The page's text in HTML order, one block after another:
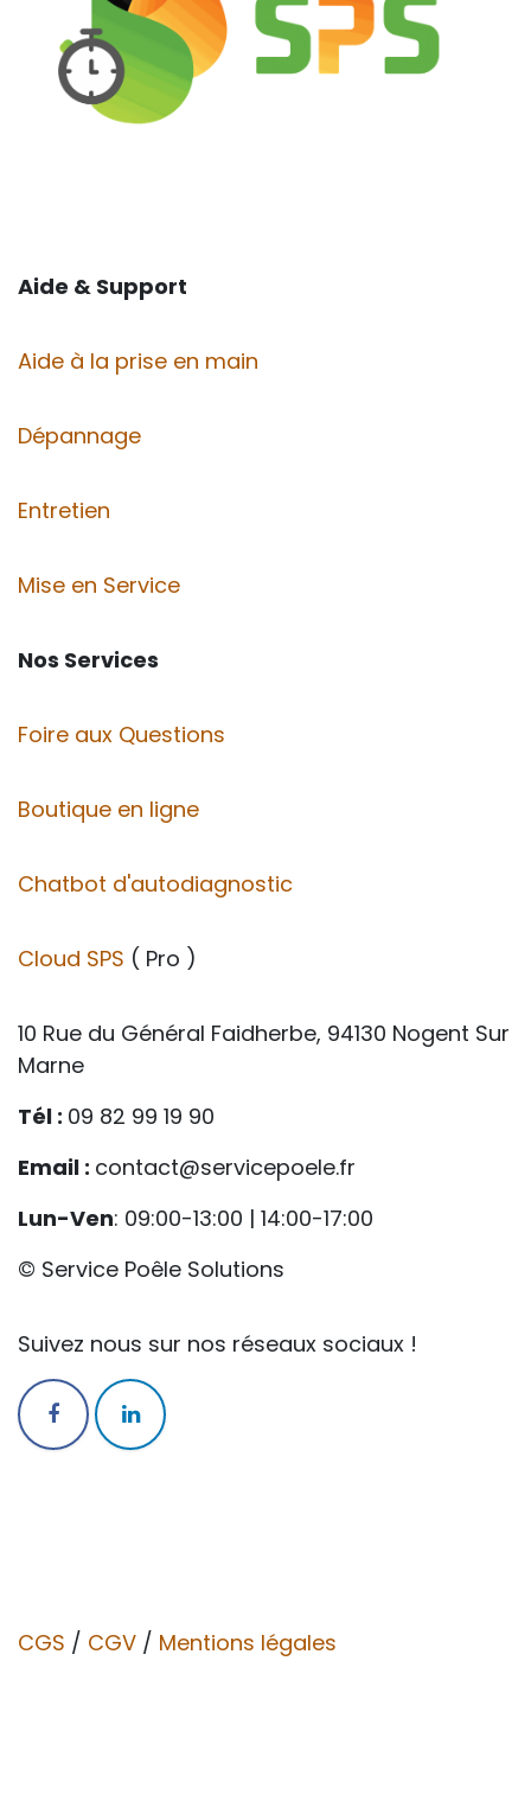
Aide & Support
Aide à la prise en main
Dépannage
Entretien
Mise en Service
Nos Services
Foire aux Questions
Boutique en ligne
Chatbot d'autodiagnostic
Cloud SPS ( Pro )
10 Rue du Général Faidherbe, 94130 Nogent Sur
Marne
Tél : 09 82 99 19 90
Email : contact@servicepoele.fr
Lun-Ven: 09:00-13:00 | 14:00-17:00
© Service Poêle Solutions
Suivez nous sur nos réseaux sociaux !
CGS / CGV​​ / Mentions légales